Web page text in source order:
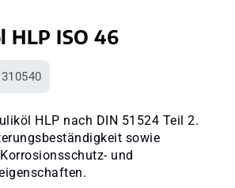
HLP ISO 46
310540
HLP nach DIN 51524 Teil 2.
sowie
und